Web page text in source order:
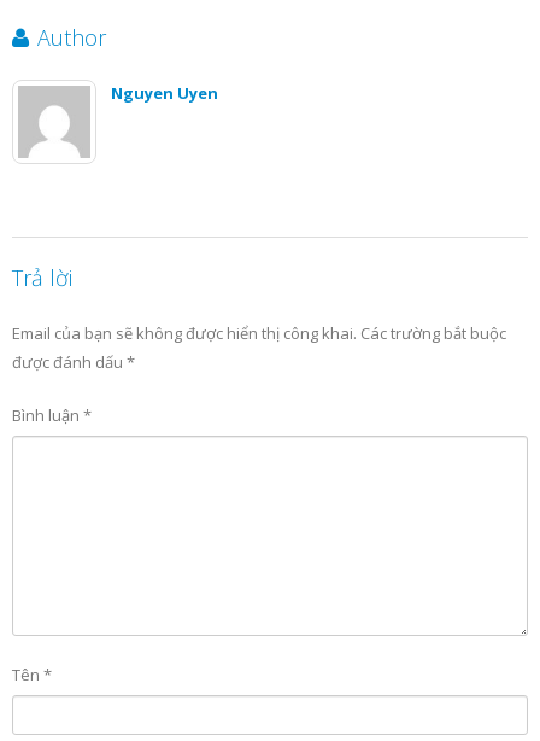
Author
Nguyen Uyen
Trả lời
Email của bạn sẽ không được hiển thị công khai. Các trường bắt buộc
được đánh dấu *
Bình luận *
Tên *